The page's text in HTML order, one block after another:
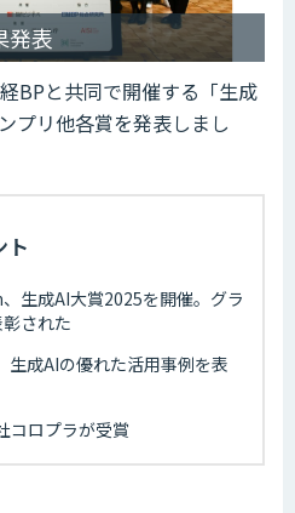
発表
BPと共同で開催する「生成
プリ他各賞を発表しまし
ト
生成AI大賞2025を開催。グラ
された
生成AIの優れた活用事例を表
コロプラが受賞